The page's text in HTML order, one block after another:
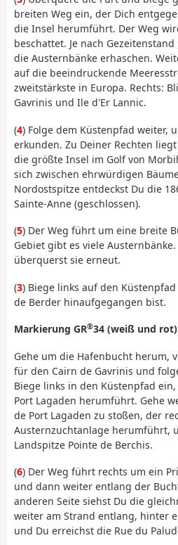
breiten Weg ein, der Dich
die Insel herumführt. Der Weg
beschattet. Je nach
die Austernbänke erhaschen.
auf die beeindruckende
zweitstärkste in Europa. Rechts:
Gavrinis und Ile d'Er Lannic.
(4) Folge dem Küstenpfad weiter,
erkunden. Zu Deiner Rechten
die größte Insel im Golf von
sich zwischen ehrwürdigen
Nordostspitze entdeckst Du die
Sainte-Anne (geschlossen).
(5) Der Weg führt um eine breite
Gebiet gibt es viele
überquerst sie erneut.
(3) Biege links auf den
de Berder hinaufgegangen bist.
Markierung GR®34 (weiß und
Gehe um die Hafenbucht herum,
für den Cairn de Gavrinis und
Biege links in den Küstenpfad
Port Lagaden herumführt. Gehe
de Port Lagaden zu stoßen, der
Austernzuchtanlage herumführt,
Landspitze Pointe de Berchis.
(6) Der Weg führt rechts um ein
und dann weiter entlang der
anderen Seite siehst Du die
weiter am Strand entlang, hinter
und Du erreichst die Rue du